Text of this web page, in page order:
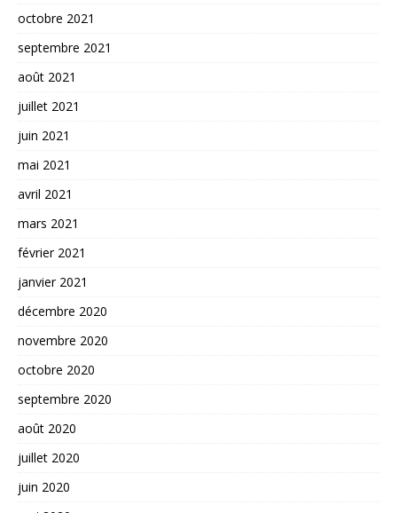
octobre 2021
septembre 2021
août 2021
juillet 2021
juin 2021
mai 2021
avril 2021
mars 2021
février 2021
janvier 2021
décembre 2020
novembre 2020
octobre 2020
septembre 2020
août 2020
juillet 2020
juin 2020